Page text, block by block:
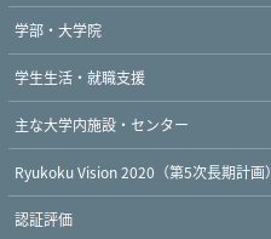
学部・大学院
学生生活・就職支援
主な大学内施設・センター
Ryukoku Vision 2020（第5次長期計画）
認証評価